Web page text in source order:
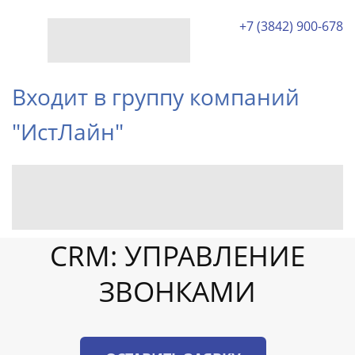
+7 (3842) 900-678
Входит в группу компаний
"ИстЛайн"
CRM: УПРАВЛЕНИЕ
ЗВОНКАМИ